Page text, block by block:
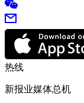
热线
新报业媒体总机